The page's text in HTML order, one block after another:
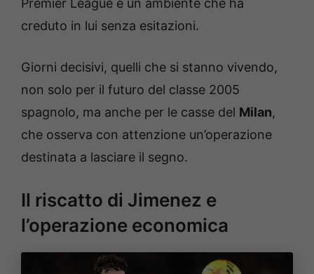
creduto in lui senza esitazioni.
Giorni decisivi, quelli che si stanno vivendo,
non solo per il futuro del classe 2005
spagnolo, ma anche per le casse del Milan,
che osserva con attenzione un’operazione
destinata a lasciare il segno.
Il riscatto di Jimenez e
l’operazione economica